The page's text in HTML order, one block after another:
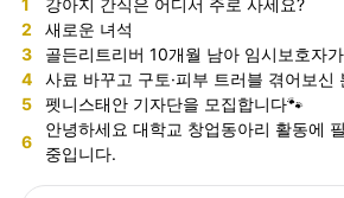
1 강아지 간식은 어디서 주로 사세요?
2 새로운 녀석
3 골든리트리버 10개월 남아 임시보호자
4 사료 바꾸고 구토·피부 트러블 겪어보신
5 펫니스태안 기자단을 모집합니다🐾
6
안녕하세요 대학교 창업동아리 활동에
중입니다.